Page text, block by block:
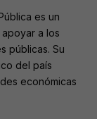
es un
a los
públicas. Su
del país
económicas